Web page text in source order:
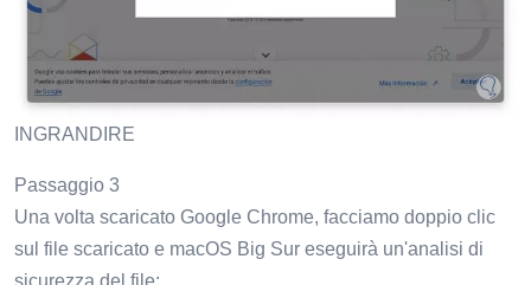
INGRANDIRE
Passaggio 3
Una volta scaricato Google Chrome, facciamo doppio clic
sul file scaricato e macOS Big Sur eseguirà un'analisi di
sicurezza del file: